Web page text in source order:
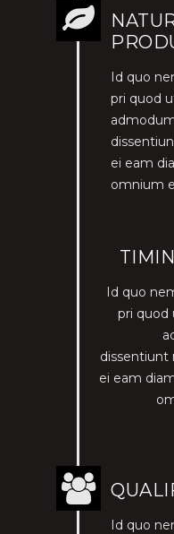
Id quo
pri quod
ei eam
omnium
Id quo
pri quod
dissentiunt
ei eam
Id quo